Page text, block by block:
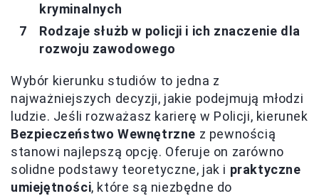
kryminalnych
Rodzaje służb w policji i ich znaczenie dla
rozwoju zawodowego
Wybór kierunku studiów to jedna z
najważniejszych decyzji, jakie podejmują młodzi
ludzie. Jeśli rozważasz karierę w Policji, kierunek
Bezpieczeństwo Wewnętrzne z pewnością
stanowi najlepszą opcję. Oferuje on zarówno
solidne podstawy teoretyczne, jak i praktyczne
umiejętności, które są niezbędne do